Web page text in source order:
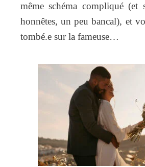
même schéma compliqué (et
honnêtes, un peu bancal), et
tombé.e sur la fameuse…